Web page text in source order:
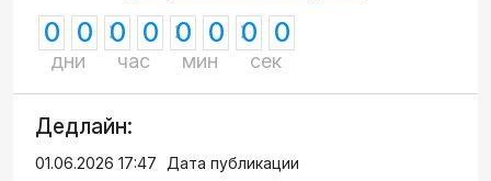
0 0
дни
0 0
час
0 0
мин
0 0
сек
Дедлайн:
01.06.2026 17:47
Дата публикации